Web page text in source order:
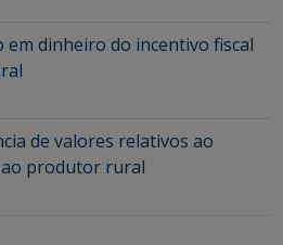
em dinheiro do incentivo fiscal
de valores relativos ao
produtor rural